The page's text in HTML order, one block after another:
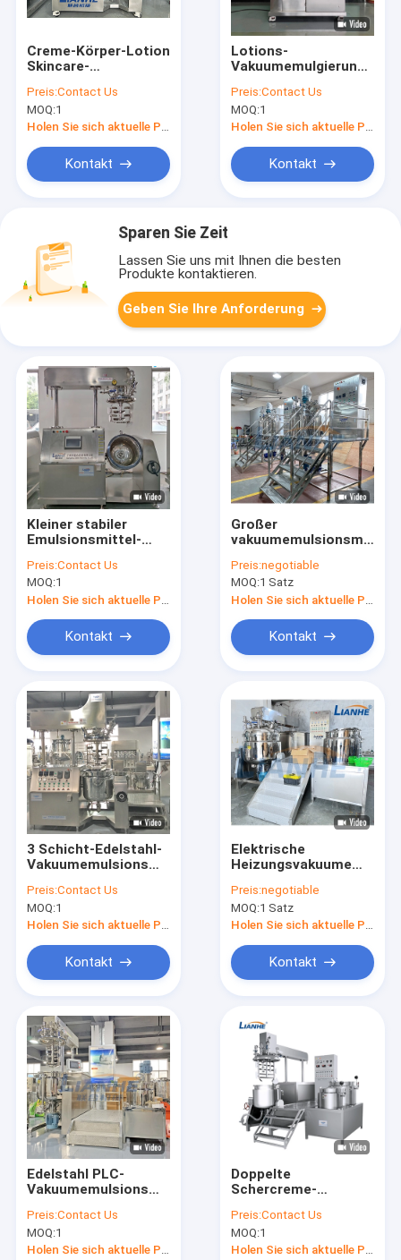
Produkte
Über uns
Fabrik-Ausflug
Qualitätskontrolle
Nachrichten
Creme-Körper-Lotion
Skincare-
Maschine des
Labor10l
Preis:Contact Us
MOQ:1
Holen Sie sich aktuelle Preis
Kontakt
Lotions-
des Körper-5-25L
Preis:Contact Us
MOQ:1
Holen Sie sich aktuelle Preis
Kontakt
Sparen Sie Zeit
Lassen Sie uns mit Ihnen die besten
Produkte kontaktieren.
Geben Sie Ihre Anforderung
Kleiner stabiler
Emulsionsmittel-
Vakuumsus304 mit
unterem
Homogenisierer
Preis:Contact Us
MOQ:1
Kontakt
Großer
vakuumemulsionsmittel-
Reaktor-Behälter der
Kapazitäts-6000L
Gesichtsmit Heizung
Preis:negotiable
MOQ:1 Satz
Kontakt
3 Schicht-Edelstahl-
Vakuumemulsionsmittel-
Homogenisierer
Preis:Contact Us
MOQ:1
Holen Sie sich aktuelle Preis
Kontakt
Elektrische
Homogenisierer-
Haarfärbemittel-
Lotions-Ausrüstung
Preis:negotiable
MOQ:1 Satz
Holen Sie sich aktuelle Preis
Kontakt
Edelstahl PLC-
Vakuumemulsionsmittel-
150L praktisch
Preis:Contact Us
MOQ:1
Holen Sie sich aktuelle Preis
Doppelte
Schercreme-
Mischer-Maschine
120 Grad PLC-
Steuerung
Preis:Contact Us
MOQ:1
Holen Sie sich aktuelle Preis